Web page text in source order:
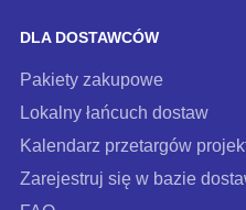
DLA DOSTAWCÓW
Pakiety zakupowe
Lokalny łańcuch dostaw
Kalendarz przetargów
Zarejestruj się w bazie